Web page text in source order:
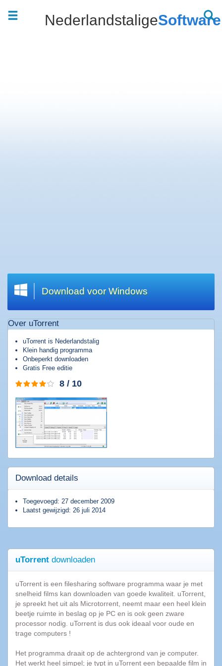
NederlandstaligeSoftware
zoekt
u?
20
downloads
Software
downloaden
Games
downloaden
Muziek
Films
downloaden
Apps
downloaden
Populaire
software
Beveiligings
Filesharing
Torrent
software
Bestanden
comprimeren
Computer
onderhoud
Alle
software
categorieën
Download voor Windows
Over uTorrent
uTorrent is Nederlandstalig
Klein handig programma
Onbeperkt downloaden
Gratis Free editie
8 / 10
Download details
Toegevoegd: 27 december 2009
Laatst gewijzigd: 26 juli 2014
uTorrent downloaden
uTorrent is een filesharing software programma waar je met
snelheid films kan downloaden van goede kwaliteit. uTorrent,
je spreekt het uit als Microtorrent, neemt maar een heel klein
beetje ruimte in beslag op je PC en is ook geen zware
processor nodig. uTorrent is dus ook ideaal voor oude en
trage computers !
Het programma draait op de achtergrond van je computer.
Het werkt heel simpel; je typt in uTorrent een bepaalde film in